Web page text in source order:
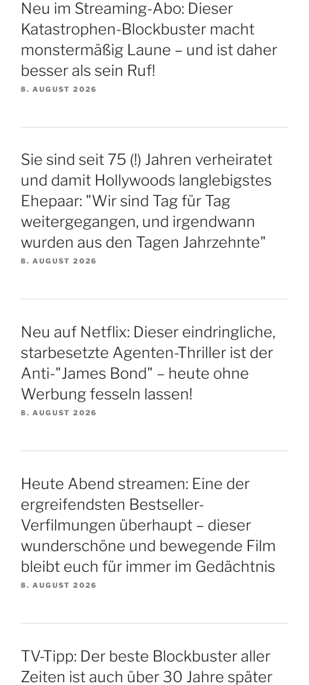
Neu im Streaming-Abo: Dieser
Katastrophen-Blockbuster macht
monstermäßig Laune – und ist daher
besser als sein Ruf!
8. AUGUST 2026
Sie sind seit 75 (!) Jahren verheiratet
und damit Hollywoods langlebigstes
Ehepaar: "Wir sind Tag für Tag
weitergegangen, und irgendwann
wurden aus den Tagen Jahrzehnte"
8. AUGUST 2026
Neu auf Netflix: Dieser eindringliche,
starbesetzte Agenten-Thriller ist der
Anti-"James Bond" – heute ohne
Werbung fesseln lassen!
8. AUGUST 2026
Heute Abend streamen: Eine der
ergreifendsten Bestseller-
Verfilmungen überhaupt – dieser
wunderschöne und bewegende Film
bleibt euch für immer im Gedächtnis
8. AUGUST 2026
TV-Tipp: Der beste Blockbuster aller
Zeiten ist auch über 30 Jahre später